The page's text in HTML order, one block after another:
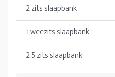
2 zits slaapbank
Tweezits slaapbank
2 5 zits slaapbank